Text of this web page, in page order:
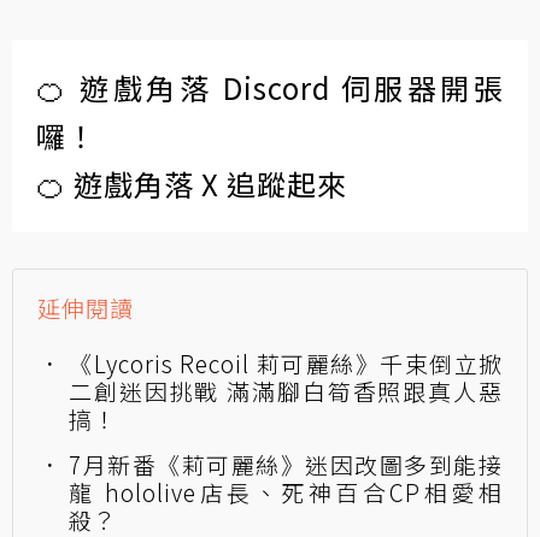
🍊 遊戲角落 Discord 伺服器開張
囉！
🍊 遊戲角落 X 追蹤起來
延伸閱讀
《Lycoris Recoil 莉可麗絲》千束倒立掀
二創迷因挑戰 滿滿腳白筍香照跟真人惡
搞！
7月新番《莉可麗絲》迷因改圖多到能接
龍 hololive店長、死神百合CP相愛相
殺？